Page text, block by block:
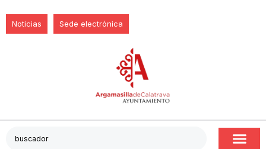
Noticias Sede electrónica